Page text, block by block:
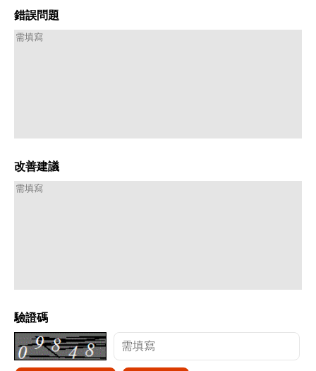
錯誤問題
改善建議
驗證碼